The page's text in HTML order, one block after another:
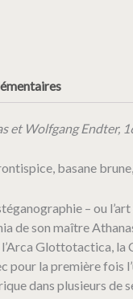
et Wolfgang Endter,
basane
– ou
de son maître
Glottotactica,
la première fois
dans plusieurs